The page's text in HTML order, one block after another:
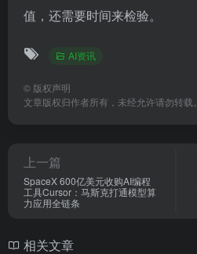
值，还需要时间来检验。
AI资讯
© 版权声明
文章版权归作者所有，未经允许请勿转载。
上一篇
SpaceX 600亿美元收购AI编程
工具Cursor：马斯克打通模型算
力应用全链条
相关文章